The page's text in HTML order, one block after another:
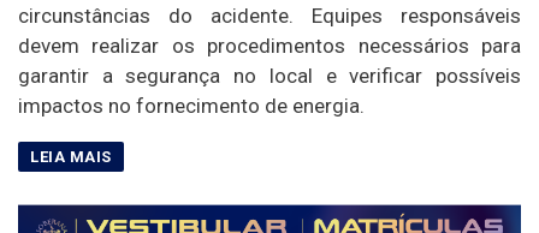
circunstâncias do acidente. Equipes responsáveis
devem realizar os procedimentos necessários para
garantir a segurança no local e verificar possíveis
impactos no fornecimento de energia.